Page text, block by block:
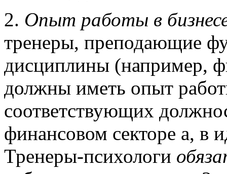
2. Опыт работы в
тренеры, преподающие
дисциплины (например,
должны иметь опыт
соответствующих
финансовом секторе а, в
Тренеры-психологи